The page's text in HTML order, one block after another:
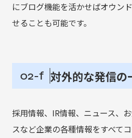
にブログ機能を活かせばオウン
せることも可能です。
02-f 対外的な発信の
採用情報、IR情報、ニュース、
スなど企業の各種情報をすべて